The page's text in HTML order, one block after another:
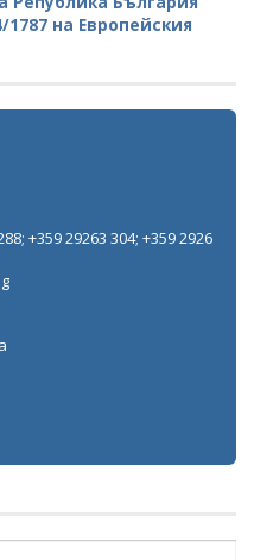
на Европейския
+359 29263 304; +359 2926